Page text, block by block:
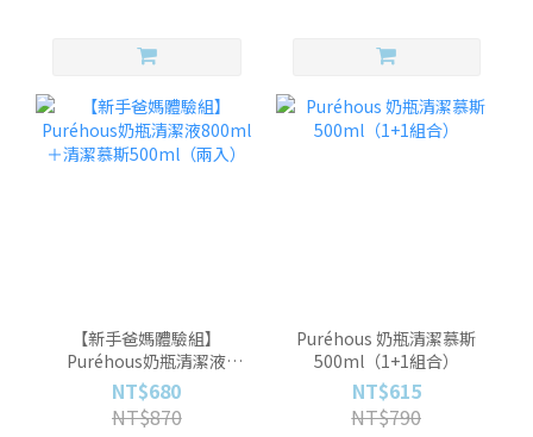
【新手爸媽體驗組】
Puréhous奶瓶清潔液
800ml＋清潔慕斯
500ml（兩入）
NT$680
NT$870
Puréhous 奶瓶清潔慕斯
500ml（1+1組合）
NT$615
NT$790